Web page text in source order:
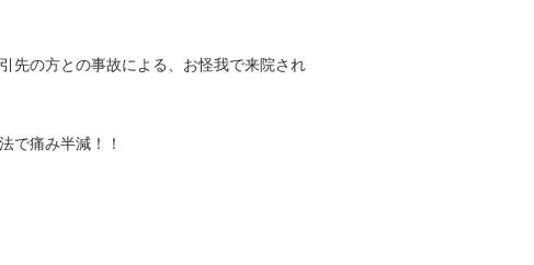
先の方との事故による、お怪我で来院され
で痛み半減！！